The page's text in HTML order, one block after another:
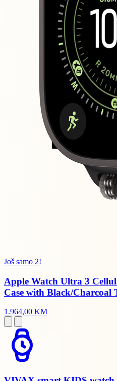
Još samo 2!
Apple Watch Ultra 3
Case with Black/
1.964,00 KM